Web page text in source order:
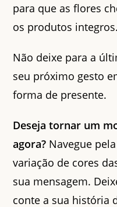
para que as flores
os produtos integros.
Não deixe para a
seu próximo gesto
forma de presente.
Deseja tornar um
agora? Navegue
variação de cores
sua mensagem.
conte a sua história